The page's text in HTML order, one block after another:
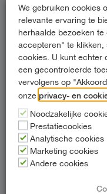
We hadden voor
nodig om wat
Makkelijk
het afhalen ging
Mooie fijne bus 👍🏼
5/5
5 maanden geleden
We gebruiken cookies
relevante ervaring te
herhaalde bezoeken
accepteren" te klikken,
cookies. U kunt echter
een gecontroleerde
vervolgens op
onze privacy- en
Noodzakelijke
Prestatiecookies
Analytische cookies
Marketing cookies
Andere cookies